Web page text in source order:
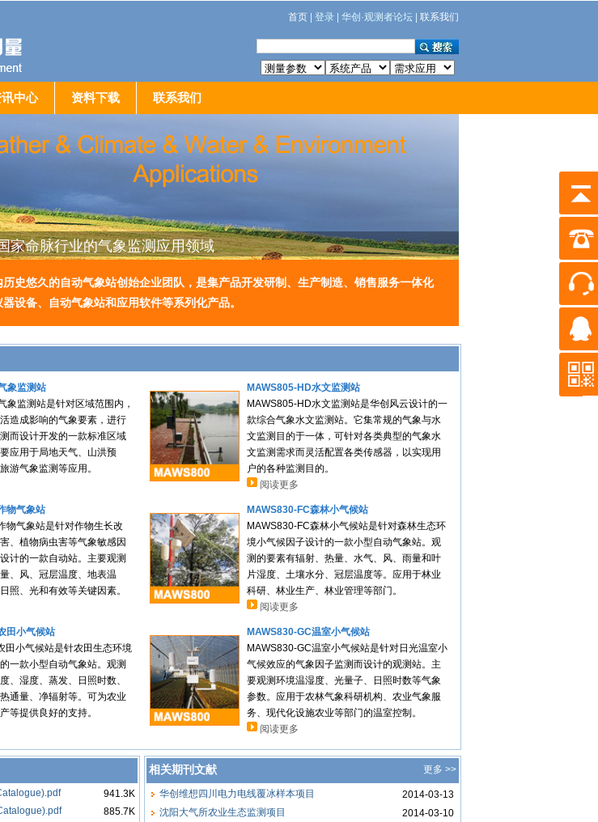
首页 | 登录 | 华创·观测者论坛 | 联系我们
中心 资料下载 联系我们
命脉行业的气象监测应用领域
史悠久的自动气象站创始企业团队，是集产品开发研制、生产制造、销售服务一体化
设备、自动气象站和应用软件等系列化产品。
象监测站
象监测站是针对区域范围内，
造成影响的气象要素，进行
而设计开发的一款标准区域
应用于局地天气、山洪预
游气象监测等应用。
MAWS805-HD水文监测站
MAWS805-HD水文监测站是华创风云设计的一
款综合气象水文监测站。它集常规的气象与水
文监测目的于一体，可针对各类典型的气象水
文监测需求而灵活配置各类传感器，以实现用
户的各种监测目的。
阅读更多
物气象站
物气象站是针对作物生长改
、植物病虫害等气象敏感因
计的一款自动站。主要观测
、风、冠层温度、地表温
照、光和有效等关键因素。
MAWS830-FC森林小气候站
MAWS830-FC森林小气候站是针对森林生态环
境小气候因子设计的一款小型自动气象站。观
测的要素有辐射、热量、水气、风、雨量和叶
片湿度、土壤水分、冠层温度等。应用于林业
科研、林业生产、林业管理等部门。
阅读更多
田小气候站
田小气候站是针农田生态环境
一款小型自动气象站。观测
、湿度、蒸发、日照时数、
通量、净辐射等。可为农业
等提供良好的支持。
MAWS830-GC温室小气候站
MAWS830-GC温室小气候站是针对日光温室小
气候效应的气象因子监测而设计的观测站。主
要观测环境温湿度、光量子、日照时数等气象
参数。应用于农林气象科研机构、农业气象服
务、现代化设施农业等部门的温室控制。
阅读更多
941.3K
885.7K
相关期刊文献 更多 >>
华创维想四川电力电线覆冰样本项目
2014-03-13
沈阳大气所农业生态监测项目
2014-03-10